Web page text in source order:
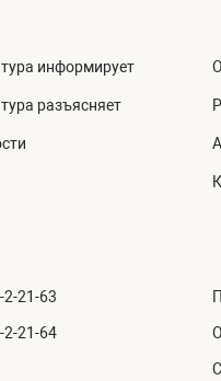
информирует
разъясняет
2-21-63
2-21-64